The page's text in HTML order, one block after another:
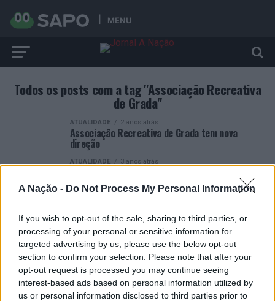
A Nação - Do Not Process My Personal Information
If you wish to opt-out of the sale, sharing to third parties, or
processing of your personal or sensitive information for
targeted advertising by us, please use the below opt-out
section to confirm your selection. Please note that after your
opt-out request is processed you may continue seeing
interest-based ads based on personal information utilized by
us or personal information disclosed to third parties prior to
MENU
Todos os posts com a tag "Associação Recreativa
de Grada"
ATUALIDADE 2 anos atrás
Associação Recreativa de Grada tem nova
direção
ATUALIDADE 3 anos atrás
Grada
ARTIGOS RECENTES
Esposende acolhe festival de kitesurf